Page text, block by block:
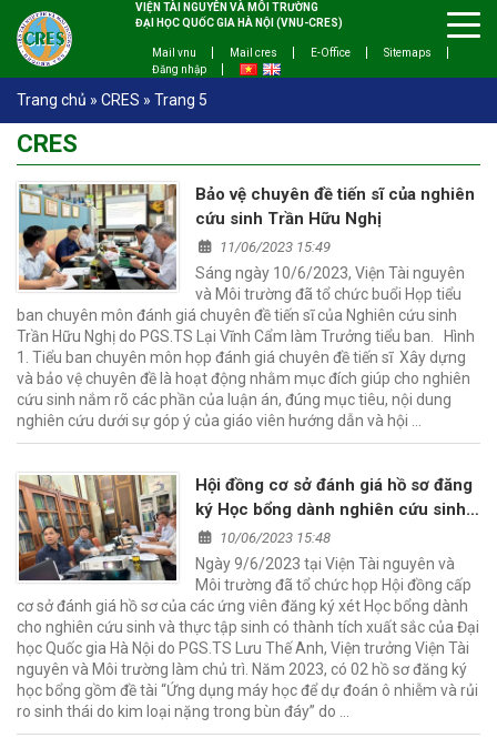
VIỆN TÀI NGUYÊN VÀ MÔI TRƯỜNG
ĐẠI HỌC QUỐC GIA HÀ NỘI (VNU-CRES)
Mail vnu Mail cres E-Office
Sitemaps
Đăng nhập
Trang chủ » CRES » Trang 5
CRES
Bảo vệ chuyên đề tiến sĩ của nghiên
cứu sinh Trần Hữu Nghị
11/06/2023 15:49
Sáng ngày 10/6/2023, Viện Tài nguyên
và Môi trường đã tổ chức buổi Họp tiểu
ban chuyên môn đánh giá chuyên đề tiến sĩ của Nghiên cứu sinh
Trần Hữu Nghị do PGS.TS Lại Vĩnh Cẩm làm Trưởng tiểu ban. Hình
1. Tiểu ban chuyên môn họp đánh giá chuyên đề tiến sĩ Xây dựng
và bảo vệ chuyên đề là hoạt động nhằm mục đích giúp cho nghiên
cứu sinh nắm rõ các phần của luận án, đúng mục tiêu, nội dung
nghiên cứu dưới sự góp ý của giáo viên hướng dẫn và hội …
Hội đồng cơ sở đánh giá hồ sơ đăng
ký Học bổng dành nghiên cứu sinh
và thực tập sinh xuất sắc tại Viện Tài
nguyên và Môi trường
10/06/2023 15:48
Ngày 9/6/2023 tại Viện Tài nguyên và
Môi trường đã tổ chức họp Hội đồng cấp
cơ sở đánh giá hồ sơ của các ứng viên đăng ký xét Học bổng dành
cho nghiên cứu sinh và thực tập sinh có thành tích xuất sắc của Đại
học Quốc gia Hà Nội do PGS.TS Lưu Thế Anh, Viện trưởng Viện Tài
nguyên và Môi trường làm chủ trì. Năm 2023, có 02 hồ sơ đăng ký
học bổng gồm đề tài “Ứng dụng máy học để dự đoán ô nhiễm và rủi
ro sinh thái do kim loại nặng trong bùn đáy” do …